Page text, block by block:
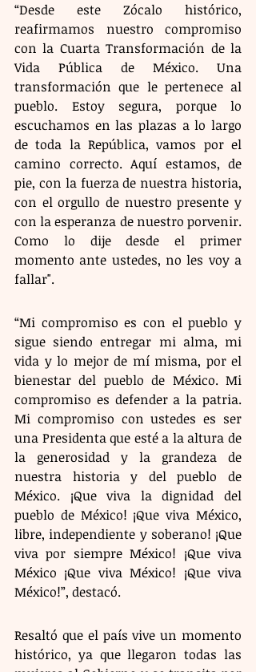
“Desde este Zócalo histórico,
reafirmamos nuestro compromiso
con la Cuarta Transformación de la
Vida Pública de México. Una
transformación que le pertenece al
pueblo. Estoy segura, porque lo
escuchamos en las plazas a lo largo
de toda la República, vamos por el
camino correcto. Aquí estamos, de
pie, con la fuerza de nuestra historia,
con el orgullo de nuestro presente y
con la esperanza de nuestro porvenir.
Como lo dije desde el primer
momento ante ustedes, no les voy a
fallar".
“Mi compromiso es con el pueblo y
sigue siendo entregar mi alma, mi
vida y lo mejor de mí misma, por el
bienestar del pueblo de México. Mi
compromiso es defender a la patria.
Mi compromiso con ustedes es ser
una Presidenta que esté a la altura de
la generosidad y la grandeza de
nuestra historia y del pueblo de
México. ¡Que viva la dignidad del
pueblo de México! ¡Que viva México,
libre, independiente y soberano! ¡Que
viva por siempre México! ¡Que viva
México ¡Que viva México! ¡Que viva
México!”, destacó.
Resaltó que el país vive un momento
histórico, ya que llegaron todas las